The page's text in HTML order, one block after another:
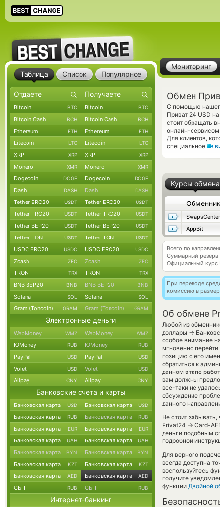
Мониторинг
Обмен
С помощью
Приват 24 USD
стоит обращать
онлайн-
Для клиентов,
специальное
Курсы обмена
Обменник
SwapsCenter
AppBit
Всего по
Суммарный резерв
Официальный курс
При переводе
комиссию в
Об обмене
Любой из
доллары →
особое внимание
мгновенно
позицию с его
обратиться к
данном этапе
вам должны
все-таки не
обсуждение
данного
Не стоит
Privat24 → Card-
деньги подобным
подробной
Для верного
всегда доступна
воспользуйтесь
получите
функции Двойной
Таблица Список Популярное
Bitcoin BTC Bitcoin BTC
Bitcoin Cash BCH Bitcoin Cash BCH
Ethereum ETH Ethereum ETH
Litecoin LTC Litecoin LTC
XRP XRP XRP XRP
Monero XMR Monero XMR
Dogecoin DOGE Dogecoin DOGE
Dash DASH Dash DASH
Tether ERC20 USDT Tether ERC20 USDT
Tether TRC20 USDT Tether TRC20 USDT
Tether BEP20 USDT Tether BEP20 USDT
Tether TON USDT Tether TON USDT
USDC ERC20 USDC USDC ERC20 USDC
Zcash ZEC Zcash ZEC
TRON TRX TRON TRX
BNB BEP20 BNB BNB BEP20 BNB
Solana SOL Solana SOL
Gram (Toncoin) GRAM Gram (Toncoin) GRAM
Электронные деньги
WebMoney WMZ WebMoney WMZ
ЮMoney RUB ЮMoney RUB
PayPal USD PayPal USD
Volet USD Volet USD
Alipay CNY Alipay CNY
Банковские счета и карты
Банковская карта USD Банковская карта USD
Банковская карта RUB Банковская карта RUB
Банковская карта EUR Банковская карта EUR
Банковская карта UAH Банковская карта UAH
Банковская карта BYN Банковская карта BYN
Банковская карта KZT Банковская карта KZT
Банковская карта AED Банковская карта AED
СБП RUB СБП RUB
Интернет-банкинг